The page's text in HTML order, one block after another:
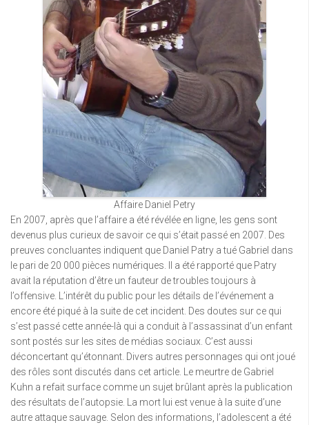
Affaire Daniel Petry
En 2007, après que l’affaire a été révélée en ligne, les gens sont
devenus plus curieux de savoir ce qui s’était passé en 2007. Des
preuves concluantes indiquent que Daniel Patry a tué Gabriel dans
le pari de 20 000 pièces numériques. Il a été rapporté que Patry
avait la réputation d’être un fauteur de troubles toujours à
l’offensive. L’intérêt du public pour les détails de l’événement a
encore été piqué à la suite de cet incident. Des doutes sur ce qui
s’est passé cette année-là qui a conduit à l’assassinat d’un enfant
sont postés sur les sites de médias sociaux. C’est aussi
déconcertant qu’étonnant. Divers autres personnages qui ont joué
des rôles sont discutés dans cet article. Le meurtre de Gabriel
Kuhn a refait surface comme un sujet brûlant après la publication
des résultats de l’autopsie. La mort lui est venue à la suite d’une
autre attaque sauvage. Selon des informations, l’adolescent a été